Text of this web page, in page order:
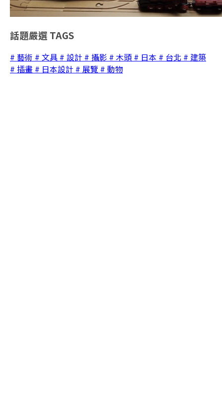
話題嚴選 TAGS
# 藝術 # 文具 # 設計 # 攝影 # 木頭 # 日本 # 台北 # 建築
# 插畫 # 日本設計 # 展覽 # 動物